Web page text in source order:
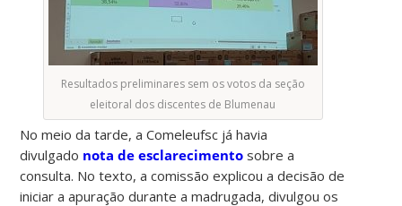
Resultados preliminares sem os votos da seção
eleitoral dos discentes de Blumenau
No meio da tarde, a Comeleufsc já havia
divulgado nota de esclarecimento sobre a
consulta. No texto, a comissão explicou a decisão de
iniciar a apuração durante a madrugada, divulgou os